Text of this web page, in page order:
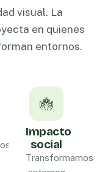
visual. La
en quienes
entornos.
Impacto
social
Transformamos